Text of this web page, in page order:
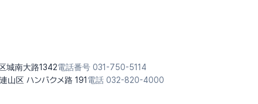
城南大路1342電話番号 031-750-5114
山区 ハンバクメ路 191 電話 032-820-4000